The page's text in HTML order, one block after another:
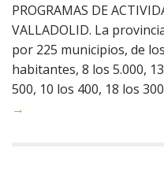
PROGRAMAS DE
VALLADOLID. La
por 225 municipios, de
habitantes, 8 los 5.000,
500, 10 los 400, 18 los
→